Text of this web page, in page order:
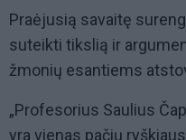
Praėjusią savaitę
suteikti tikslią ir
žmonių esantiems
„Profesorius Saulius
yra vienas pačių